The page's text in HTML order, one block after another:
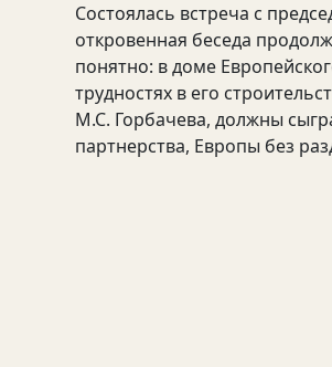
Состоялась встреча с
откровенная беседа
понятно: в доме
трудностях в его
М.С. Горбачева, должны
партнерства, Европы без